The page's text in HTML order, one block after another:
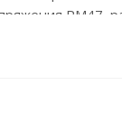
РМ47,